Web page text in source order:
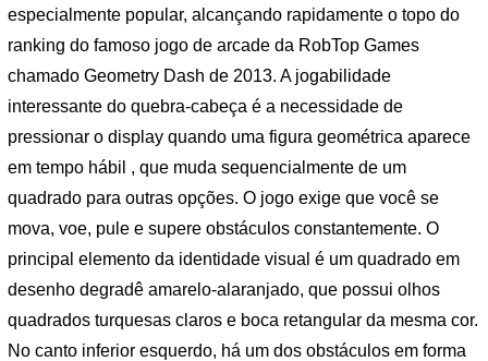
especialmente popular, alcançando rapidamente o topo do
ranking do famoso jogo de arcade da RobTop Games
chamado Geometry Dash de 2013. A jogabilidade
interessante do quebra-cabeça é a necessidade de
pressionar o display quando uma figura geométrica aparece
em tempo hábil , que muda sequencialmente de um
quadrado para outras opções. O jogo exige que você se
mova, voe, pule e supere obstáculos constantemente. O
principal elemento da identidade visual é um quadrado em
desenho degradê amarelo-alaranjado, que possui olhos
quadrados turquesas claros e boca retangular da mesma cor.
No canto inferior esquerdo, há um dos obstáculos em forma